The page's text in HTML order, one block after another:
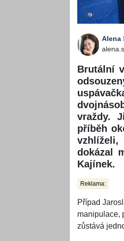
Alena
Brutální
vraždy.
příběh
dokázal
Kajínek.
Reklama:
Případ
manipulace,
zůstává